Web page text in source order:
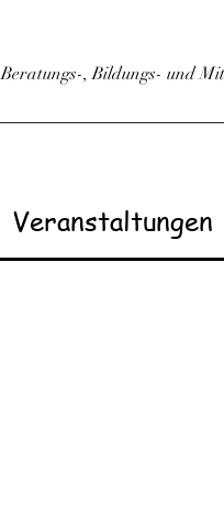
Beratungs-, Bildungs- und
Veranstaltungen